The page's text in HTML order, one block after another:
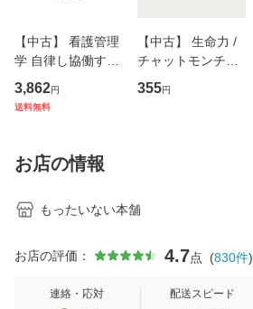
【中古】 看護管理
学 自律し協働する
専門職の看護マネ
ジメントスキル 改
恵 藤本幸三 / 南江
堂 [単行
3,862円
送料無料
【中古】 生命力 /
チャットモンチー /
キューンレコード
[CD]【メール便送
355円
お店の情報
もったいない本舗
お店の評価： 4.7点 (830件)
連絡・応対 配送スピード